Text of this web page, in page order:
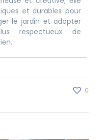
et durables pour
le jardin et adopter
respectueux de
0